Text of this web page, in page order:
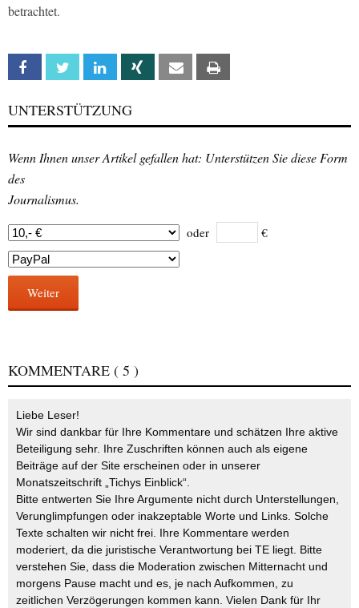
betrachtet.
Facebook Twitter Linkedin Xing Email
UNTERSTÜTZUNG
Wenn Ihnen unser Artikel gefallen hat: Unterstützen Sie diese Form
des
Journalismus.
oder €
Weiter
KOMMENTARE ( 5 )
Liebe Leser!
Wir sind dankbar für Ihre Kommentare und schätzen Ihre aktive
Beteiligung sehr. Ihre Zuschriften können auch als eigene
Beiträge auf der Site erscheinen oder in unserer
Monatszeitschrift „Tichys Einblick“.
Bitte entwerten Sie Ihre Argumente nicht durch Unterstellungen,
Verunglimpfungen oder inakzeptable Worte und Links. Solche
Texte schalten wir nicht frei. Ihre Kommentare werden
moderiert, da die juristische Verantwortung bei TE liegt. Bitte
verstehen Sie, dass die Moderation zwischen Mitternacht und
morgens Pause macht und es, je nach Aufkommen, zu
zeitlichen Verzögerungen kommen kann. Vielen Dank für Ihr